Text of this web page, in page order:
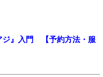
ジ』入門 【予約方法・服